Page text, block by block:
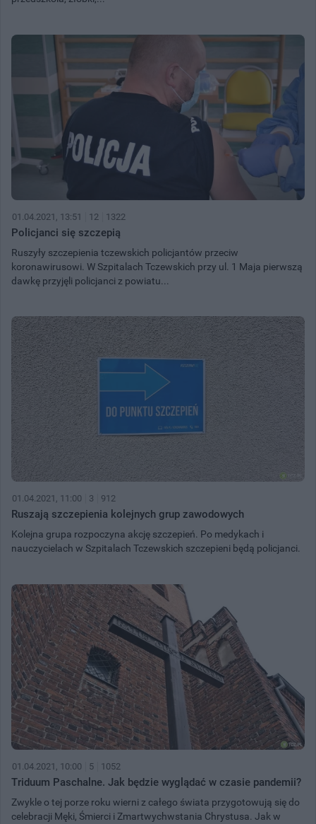
01.04.2021, 13:51 12 1322
Policjanci się szczepią
Ruszyły szczepienia tczewskich policjantów przeciw
koronawirusowi. W Szpitalach Tczewskich przy ul. 1 Maja pierwszą
dawkę przyjęli policjanci z powiatu...
01.04.2021, 11:00 3 912
Ruszają szczepienia kolejnych grup zawodowych
Kolejna grupa rozpoczyna akcję szczepień. Po medykach i
nauczycielach w Szpitalach Tczewskich szczepieni będą policjanci.
01.04.2021, 10:00 5 1052
Triduum Paschalne. Jak będzie wyglądać w czasie pandemii?
Zwykle o tej porze roku wierni z całego świata przygotowują się do
celebracji Męki, Śmierci i Zmartwychwstania Chrystusa. Jak w